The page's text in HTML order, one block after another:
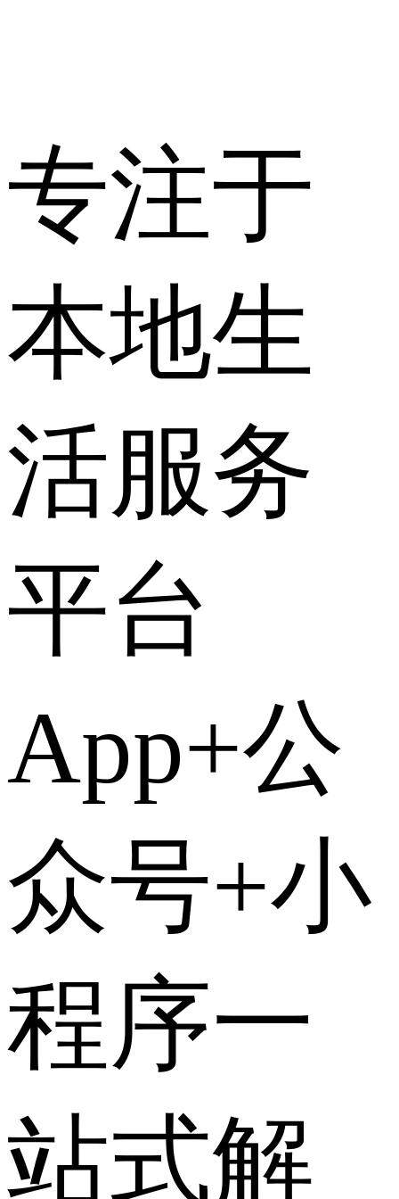
专注于
本地生
活服务
平台
App+公
众号+小
程序一
站式解